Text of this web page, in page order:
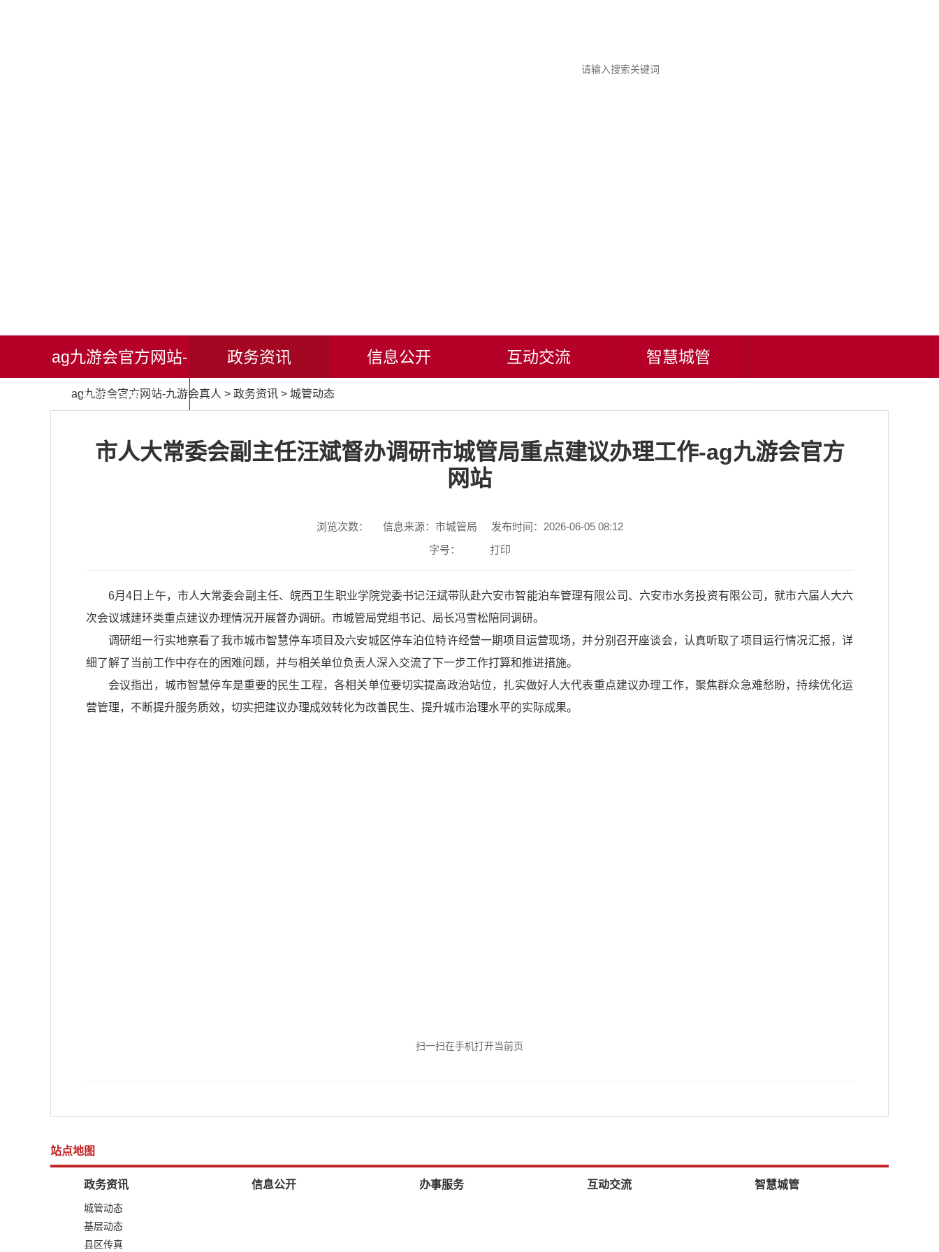
ag九游会官方网站-
九游会真人
政务资讯 信息公开 互动交流 智慧城管
ag九游会官方网站-九游会真人 > 政务资讯 > 城管动态
市人大常委会副主任汪斌督办调研市城管局重点建议办理工作-ag九游会官方
网站
浏览次数： 信息来源：市城管局
发布时间：2026-06-05 08:12
字号：
打印
6月4日上午，市人大常委会副主任、皖西卫生职业学院党委书记汪斌带队赴六安市智能泊车管理有限公司、六安市水务投资有限公司，就市六届人大六
次会议城建环类重点建议办理情况开展督办调研。市城管局党组书记、局长冯雪松陪同调研。
调研组一行实地察看了我市城市智慧停车项目及六安城区停车泊位特许经营一期项目运营现场，并分别召开座谈会，认真听取了项目运行情况汇报，详
细了解了当前工作中存在的困难问题，并与相关单位负责人深入交流了下一步工作打算和推进措施。
会议指出，城市智慧停车是重要的民生工程，各相关单位要切实提高政治站位，扎实做好人大代表重点建议办理工作，聚焦群众急难愁盼，持续优化运
营管理，不断提升服务质效，切实把建议办理成效转化为改善民生、提升城市治理水平的实际成果。
扫一扫在手机打开当前页
站点地图
政务资讯
城管动态
基层动态
县区传真
信息公开 办事服务 互动交流 智慧城管